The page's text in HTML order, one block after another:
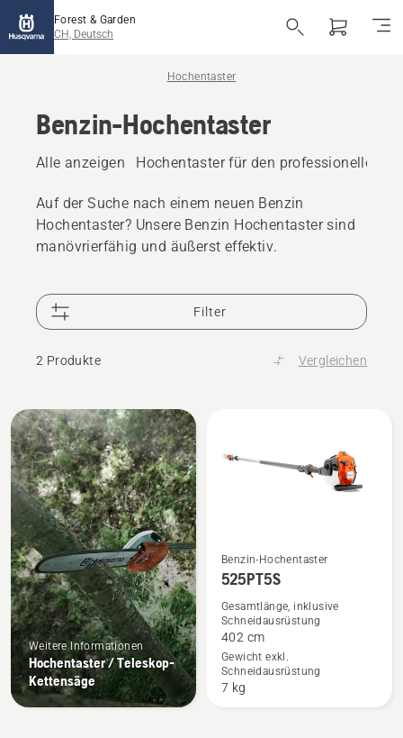
Forest & Garden
CH, Deutsch
Hochentaster
Benzin-Hochentaster
Alle anzeigen Hochentaster für den professionellen
Auf der Suche nach einem neuen Benzin
Hochentaster? Unsere Benzin Hochentaster sind
manövrierfähig und äußerst effektiv.
Filter
2 Produkte Vergleichen
Alle
Produkte
Weitere Informationen
Hochentaster / Teleskop-
Kettensäge
Mehr
Details
zu
525PT5S
anzeigen
Benzin-Hochentaster
525PT5S
Gesamtlänge, inklusive
Schneidausrüstung
402 cm
Gewicht exkl.
Schneidausrüstung
7 kg